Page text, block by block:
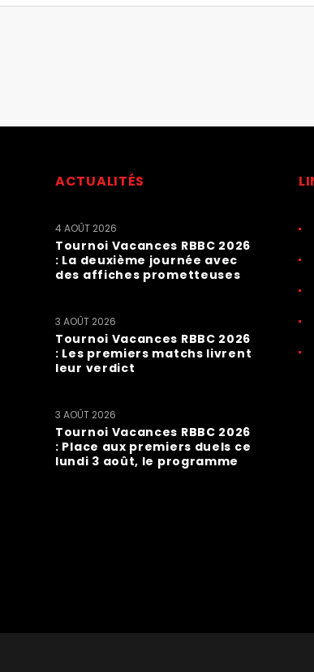
ACTUALITÉS
Tournoi Vacances RBBC 2026
: La deuxième journée avec
des affiches prometteuses
4 AOÛT 2026
Tournoi Vacances RBBC 2026
: Les premiers matchs livrent
leur verdict
3 AOÛT 2026
Tournoi Vacances RBBC 2026
: Place aux premiers duels ce
lundi 3 août, le programme
3 AOÛT 2026